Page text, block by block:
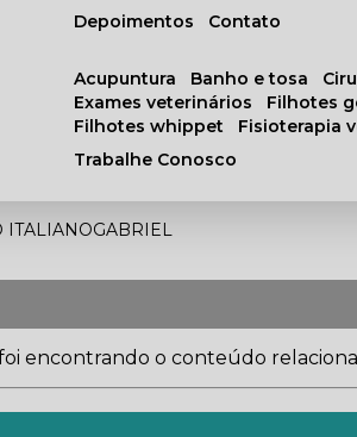
Depoimentos Contato
acupuntura banho e tosa
exames veterinários
filhotes
filhotes whippet
fisioterapia
Trabalhe Conosco
ITALIANOGABRIEL
encontrando o conteúdo